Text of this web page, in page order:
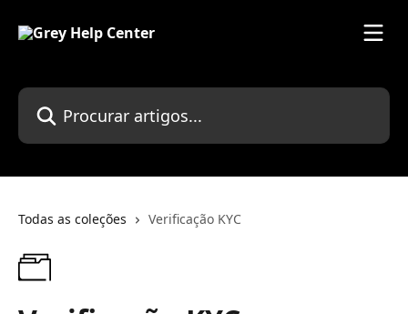
Procurar artigos...
Todas as coleções Verificação KYC